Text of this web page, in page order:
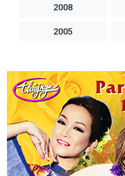
2008
2005
1998
1994
1990